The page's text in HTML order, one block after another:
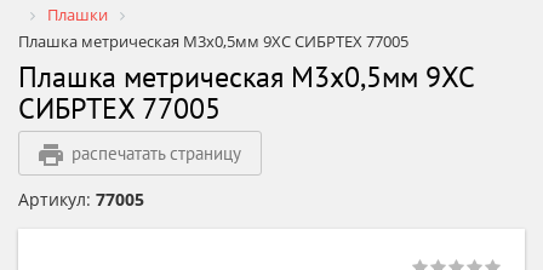
Плашки
Плашка метрическая М3х0,5мм 9ХС СИБРТЕХ 77005
Плашка метрическая М3х0,5мм 9ХС
СИБРТЕХ 77005
распечатать страницу
Артикул: 77005